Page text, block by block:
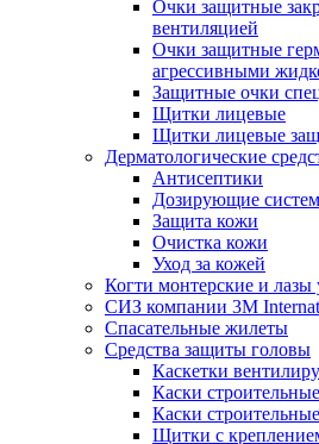
Очки защитные
вентиляцией
Очки защитные
агрессивными
Защитные очки
Щитки лицевые
Щитки лицевые
Дерматологические
Антисептики
Дозирующие
Защита кожи
Очистка кожи
Уход за кожей
Когти монтерские и лазы
СИЗ компании 3М
Спасательные жилеты
Средства защиты головы
Каскетки
Каски
Каски
Щитки с